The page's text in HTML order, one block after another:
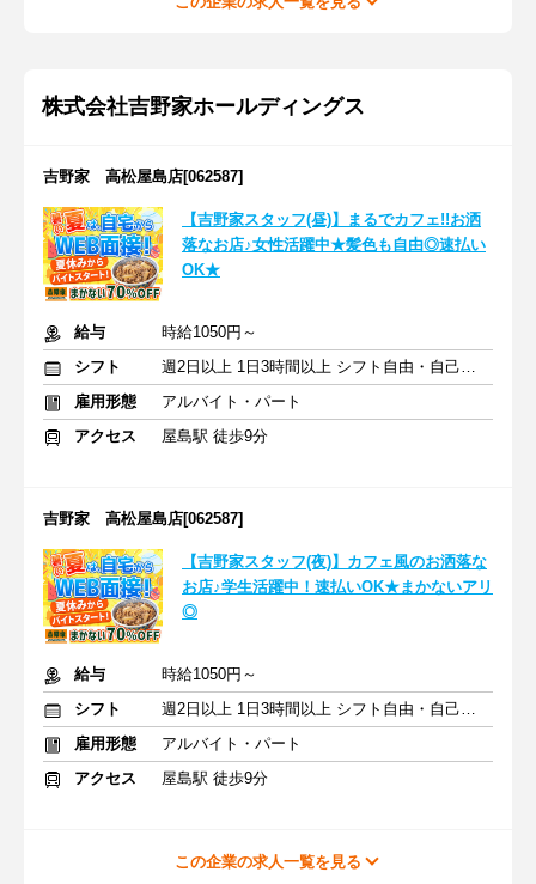
株式会社吉野家ホールディングス
吉野家 高松屋島店[062587]
【吉野家スタッフ(昼)】まるでカフェ!!お洒
落なお店♪女性活躍中★髪色も自由◎速払い
OK★
給与
時給1050円～
シフト
週2日以上 1日3時間以上 シフト自由・自己申告
雇用形態
アルバイト・パート
アクセス
屋島駅 徒歩9分
吉野家 高松屋島店[062587]
【吉野家スタッフ(夜)】カフェ風のお洒落な
お店♪学生活躍中！速払いOK★まかないアリ
◎
給与
時給1050円～
シフト
週2日以上 1日3時間以上 シフト自由・自己申告
雇用形態
アルバイト・パート
アクセス
屋島駅 徒歩9分
この企業の求人一覧を見る